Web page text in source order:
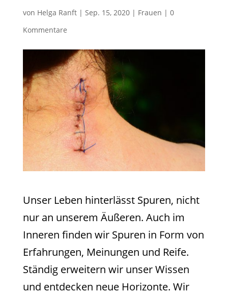
von Helga Ranft| Sep. 15, 2020| Frauen | 0
Kommentare
Unser Leben hinterlässt Spuren, nicht
nur an unserem Äußeren. Auch im
Inneren finden wir Spuren in Form von
Erfahrungen, Meinungen und Reife.
Ständig erweitern wir unser Wissen
und entdecken neue Horizonte. Wir